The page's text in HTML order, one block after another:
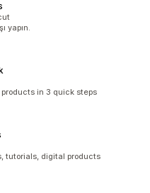
yapın.
in 3 quick steps
tutorials, digital products